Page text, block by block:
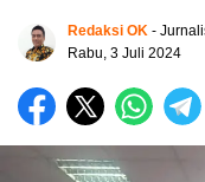
Redaksi OK -
Rabu, 3 Juli 2024